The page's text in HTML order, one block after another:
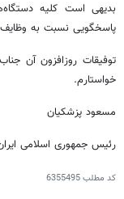
بدیهی است کلیه
پاسخگویی نسبت به
توفیقات روزافزون آن
خواستارم.
مسعود پزشکیان
رئیس جمهوری اسلامی
کد مطلب6355495